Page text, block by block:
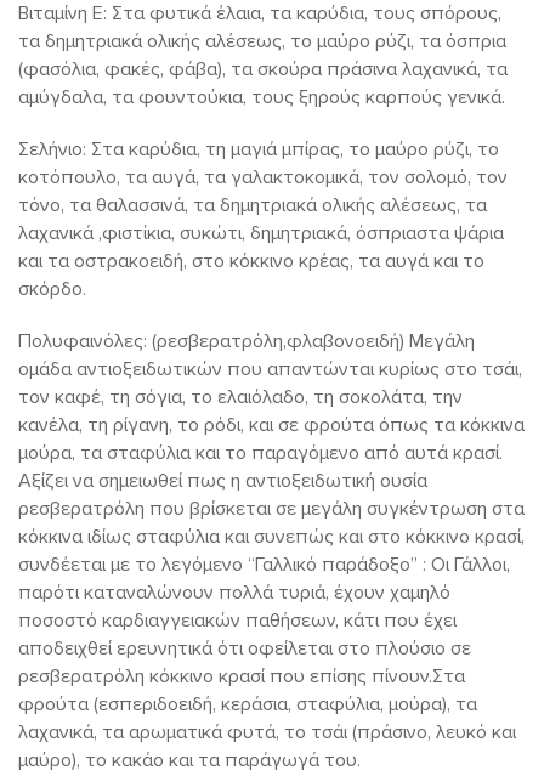
Βιταμίνη E: Στα φυτικά έλαια, τα καρύδια, τους σπόρους,
τα δημητριακά ολικής αλέσεως, το μαύρο ρύζι, τα όσπρια
(φασόλια, φακές, φάβα), τα σκούρα πράσινα λαχανικά, τα
αμύγδαλα, τα φουντούκια, τους ξηρούς καρπούς γενικά.
Σελήνιο: Στα καρύδια, τη μαγιά μπίρας, το μαύρο ρύζι, το
κοτόπουλο, τα αυγά, τα γαλακτοκομικά, τον σολομό, τον
τόνο, τα θαλασσινά, τα δημητριακά ολικής αλέσεως, τα
λαχανικά ,φιστίκια, συκώτι, δημητριακά, όσπριαστα ψάρια
και τα οστρακοειδή, στο κόκκινο κρέας, τα αυγά και το
σκόρδο.
Πολυφαινόλες: (ρεσβερατρόλη,φλαβονοειδή) Μεγάλη
ομάδα αντιοξειδωτικών που απαντώνται κυρίως στο τσάι,
τον καφέ, τη σόγια, το ελαιόλαδο, τη σοκολάτα, την
κανέλα, τη ρίγανη, το ρόδι, και σε φρούτα όπως τα κόκκινα
μούρα, τα σταφύλια και το παραγόμενο από αυτά κρασί.
Αξίζει να σημειωθεί πως η αντιοξειδωτική ουσία
ρεσβερατρόλη που βρίσκεται σε μεγάλη συγκέντρωση στα
κόκκινα ιδίως σταφύλια και συνεπώς και στο κόκκινο κρασί,
συνδέεται με το λεγόμενο “Γαλλικό παράδοξο” : Οι Γάλλοι,
παρότι καταναλώνουν πολλά τυριά, έχουν χαμηλό
ποσοστό καρδιαγγειακών παθήσεων, κάτι που έχει
αποδειχθεί ερευνητικά ότι οφείλεται στο πλούσιο σε
ρεσβερατρόλη κόκκινο κρασί που επίσης πίνουν.Στα
φρούτα (εσπεριδοειδή, κεράσια, σταφύλια, μούρα), τα
λαχανικά, τα αρωματικά φυτά, το τσάι (πράσινο, λευκό και
μαύρο), το κακάο και τα παράγωγά του.